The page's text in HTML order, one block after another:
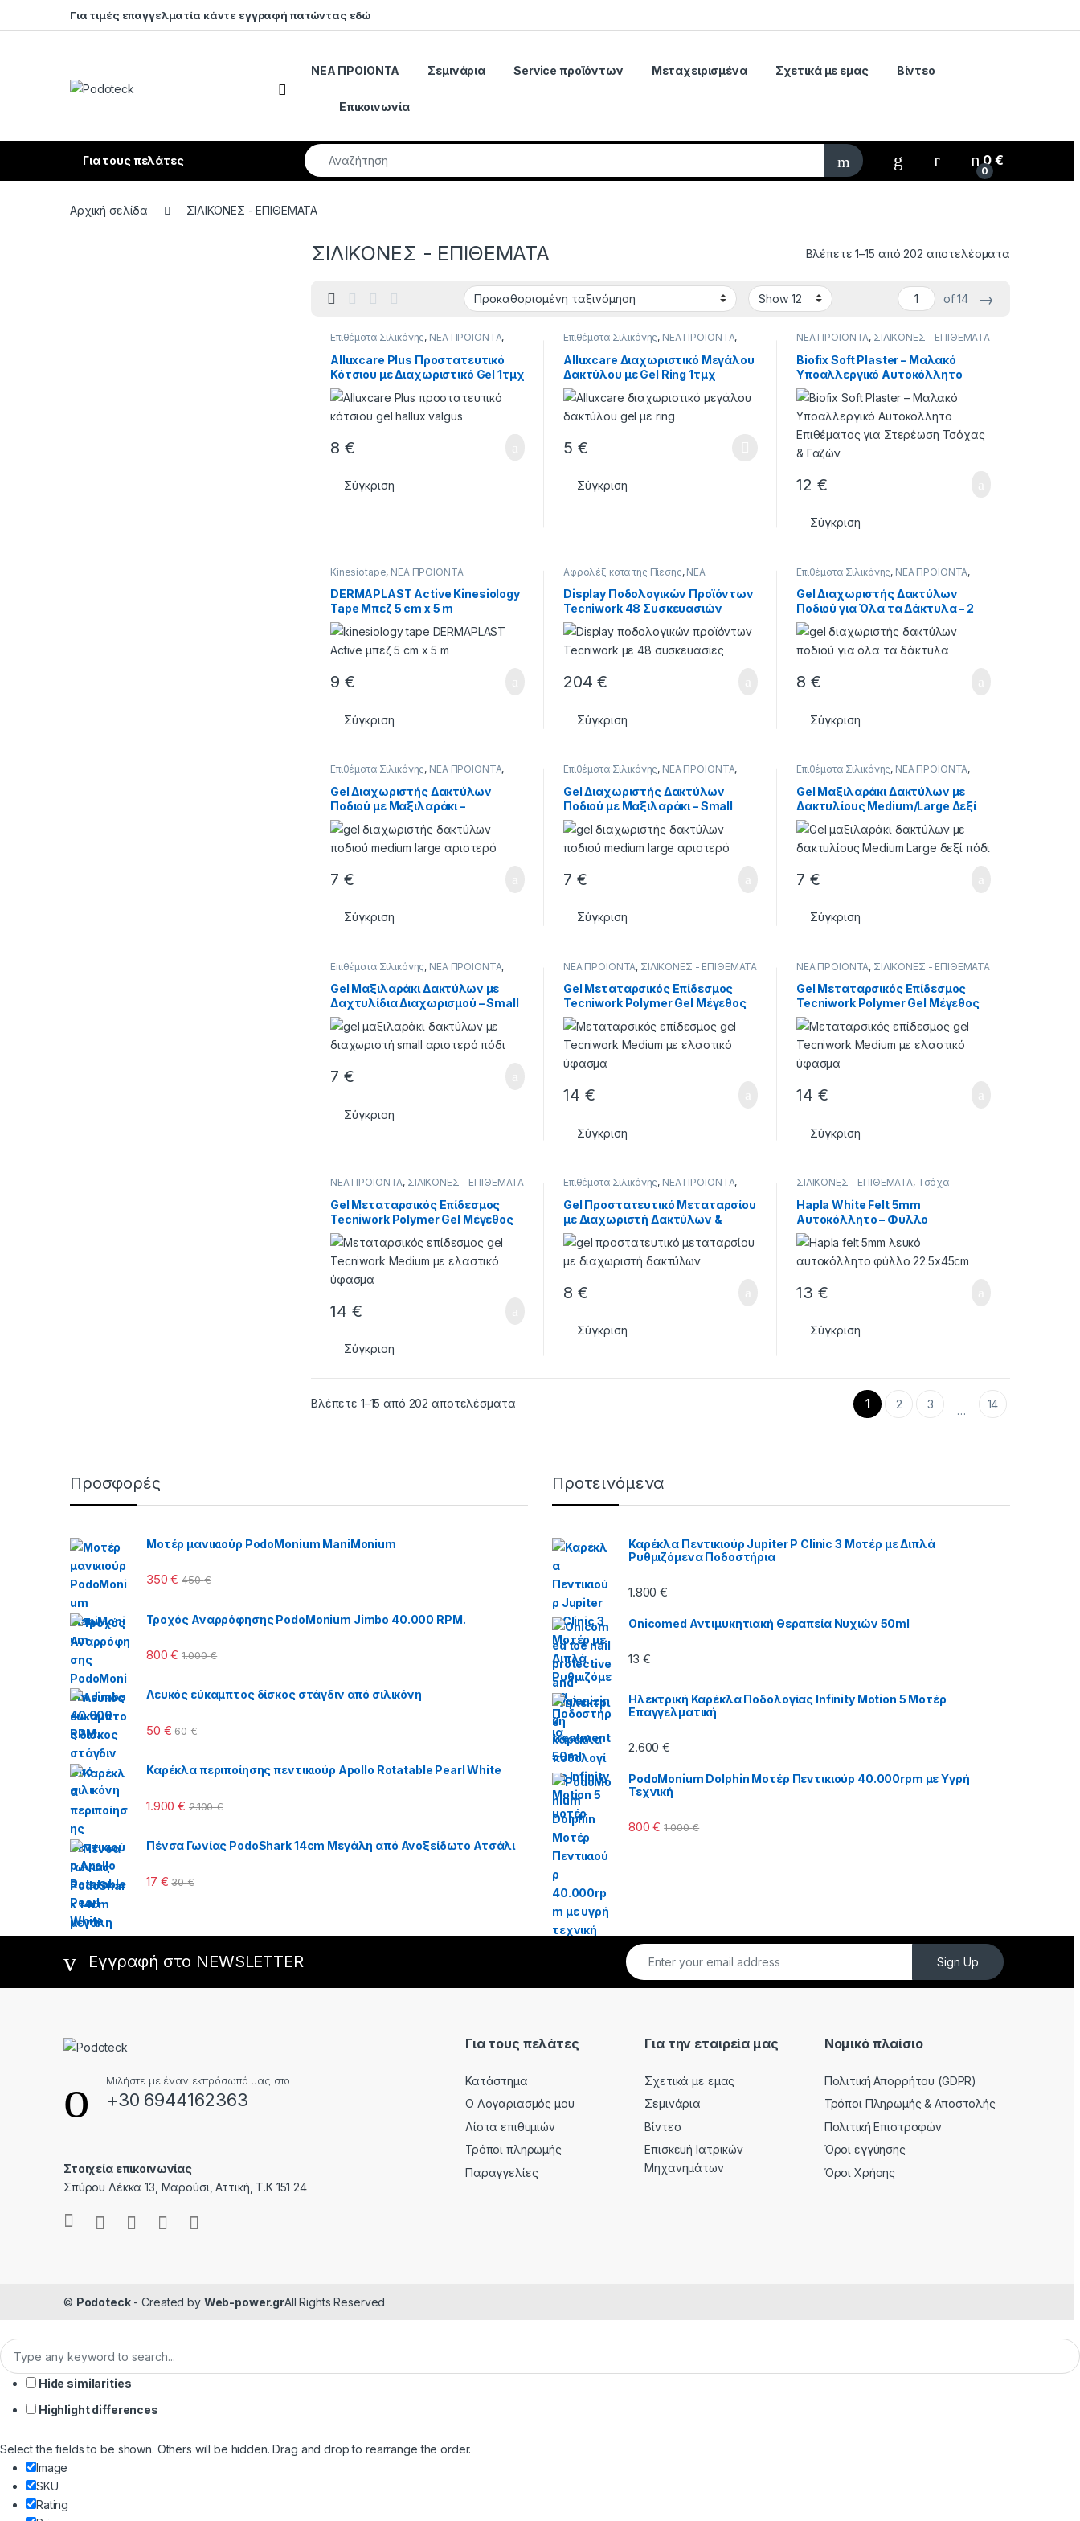
Για τιμές επαγγελματία κάντε εγγραφή πατώντας εδώ
Open
ΝΕΑ ΠΡΟΙΟΝΤΑ Σεμινάρια Service προϊόντων Μεταχειρισμένα Σχετικά με εμας Βίντεο
Επικοινωνία
Για τους πελάτες
Search for:
My Account
0
0€
Αρχική σελίδα ΣΙΛΙΚΟΝΕΣ - ΕΠΙΘΕΜΑΤΑ
ΣΙΛΙΚΟΝΕΣ - ΕΠΙΘΕΜΑΤΑ Βλέπετε 1–15 από 202 αποτελέσματα
of 14 →
Επιθέματα Σιλικόνης, ΝΕΑ ΠΡΟΙΟΝΤΑ,
ΣΙΛΙΚΟΝΕΣ - ΕΠΙΘΕΜΑΤΑ
Alluxcare Plus Προστατευτικό
Κότσιου με Διαχωριστικό Gel 1τμχ
8 €
Σύγκριση
Επιθέματα Σιλικόνης, ΝΕΑ ΠΡΟΙΟΝΤΑ,
ΣΙΛΙΚΟΝΕΣ - ΕΠΙΘΕΜΑΤΑ
Alluxcare Διαχωριστικό Μεγάλου
Δακτύλου με Gel Ring 1τμχ
5 €
Αυτό το προϊόν έχει πολλαπλές παραλλαγές. Οι επιλογές μπορούν να επιλεγούν στη σελίδα
Σύγκριση
ΝΕΑ ΠΡΟΙΟΝΤΑ, ΣΙΛΙΚΟΝΕΣ - ΕΠΙΘΕΜΑΤΑ
Biofix Soft Plaster – Μαλακό
Υποαλλεργικό Αυτοκόλλητο
Επιθέματος για Στερέωση
Τσόχας & Γαζών
12 €
Σύγκριση
Kinesiotape, ΝΕΑ ΠΡΟΙΟΝΤΑ
DERMAPLAST Active Kinesiology
Tape Μπεζ 5 cm x 5 m
9 €
Σύγκριση
Αφρολέξ κατα της Πίεσης, ΝΕΑ
ΠΡΟΙΟΝΤΑ
ΣΙΛΙΚΟΝΕΣ - ΕΠΙΘΕΜΑΤΑ
Display Ποδολογικών Προϊόντων
Tecniwork 48 Συσκευασιών
204€
Σύγκριση
Επιθέματα Σιλικόνης, ΝΕΑ ΠΡΟΙΟΝΤΑ,
ΣΙΛΙΚΟΝΕΣ - ΕΠΙΘΕΜΑΤΑ
Gel Διαχωριστής Δακτύλων
Ποδιού για Όλα τα Δάκτυλα – 2
Τεμάχια
8 €
Σύγκριση
Επιθέματα Σιλικόνης, ΝΕΑ ΠΡΟΙΟΝΤΑ,
ΣΙΛΙΚΟΝΕΣ - ΕΠΙΘΕΜΑΤΑ
Gel Διαχωριστής Δακτύλων
Ποδιού με Μαξιλαράκι –
Medium/Large Αριστερό Πόδι
7 €
Σύγκριση
Επιθέματα Σιλικόνης, ΝΕΑ ΠΡΟΙΟΝΤΑ,
ΣΙΛΙΚΟΝΕΣ - ΕΠΙΘΕΜΑΤΑ
Gel Διαχωριστής Δακτύλων
Ποδιού με Μαξιλαράκι – Small
Δεξί Πόδι
7 €
Σύγκριση
Επιθέματα Σιλικόνης, ΝΕΑ ΠΡΟΙΟΝΤΑ,
ΣΙΛΙΚΟΝΕΣ - ΕΠΙΘΕΜΑΤΑ
Gel Μαξιλαράκι Δακτύλων με
Δακτυλίους Medium/Large Δεξί
Πόδι 1 Τεμάχιο
7 €
Σύγκριση
Επιθέματα Σιλικόνης, ΝΕΑ ΠΡΟΙΟΝΤΑ,
ΣΙΛΙΚΟΝΕΣ - ΕΠΙΘΕΜΑΤΑ
Gel Μαξιλαράκι Δακτύλων με
Δαχτυλίδια Διαχωρισμού – Small
Αριστερό Πόδι – 1 Τεμάχιο
7 €
Σύγκριση
ΝΕΑ ΠΡΟΙΟΝΤΑ, ΣΙΛΙΚΟΝΕΣ - ΕΠΙΘΕΜΑΤΑ
Gel Μεταταρσικός Επίδεσμος
Tecniwork Polymer Gel Μέγεθος
Large 1 Τεμάχιο
14 €
Σύγκριση
ΝΕΑ ΠΡΟΙΟΝΤΑ, ΣΙΛΙΚΟΝΕΣ - ΕΠΙΘΕΜΑΤΑ
Gel Μεταταρσικός Επίδεσμος
Tecniwork Polymer Gel Μέγεθος
Medium 1 Τεμάχιο
14 €
Σύγκριση
ΝΕΑ ΠΡΟΙΟΝΤΑ, ΣΙΛΙΚΟΝΕΣ - ΕΠΙΘΕΜΑΤΑ
Gel Μεταταρσικός Επίδεσμος
Tecniwork Polymer Gel Μέγεθος
Small 1 Τεμάχιο
14 €
Σύγκριση
Επιθέματα Σιλικόνης, ΝΕΑ ΠΡΟΙΟΝΤΑ,
ΣΙΛΙΚΟΝΕΣ - ΕΠΙΘΕΜΑΤΑ
Gel Προστατευτικό Μεταταρσίου
με Διαχωριστή Δακτύλων &
Προστασία Κότσι – 1 Ζεύγος
8 €
Σύγκριση
ΣΙΛΙΚΟΝΕΣ - ΕΠΙΘΕΜΑΤΑ, Τσόχα
Αποσυμφόρησης
Hapla White Felt 5mm
Αυτοκόλλητο – Φύλλο
22.5×45cm
13 €
Σύγκριση
Βλέπετε 1–15 από 202 αποτελέσματα 1 2 3 … 14
Προσφορές
Μοτέρ μανικιούρ PodoMonium ManiMonium
350€ 450€
Τροχός Αναρρόφησης PodoMonium Jimbo 40.000 RPM.
800€ 1.000€
Λευκός εύκαμπτος δίσκος στάγδιν από σιλικόνη
50 € 60€
Καρέκλα περιποίησης πεντικιούρ Apollo Rotatable Pearl White
1.900€ 2.100€
Πένσα Γωνίας PodoShark 14cm Μεγάλη από Ανοξείδωτο Ατσάλι
17 € 30€
Προτεινόμενα
Καρέκλα Πεντικιούρ Jupiter P Clinic 3 Μοτέρ με Διπλά
Ρυθμιζόμενα Ποδοστήρια
1.800€
Onicomed Αντιμυκητιακή Θεραπεία Νυχιών 50ml
13 €
Ηλεκτρική Καρέκλα Ποδολογίας Infinity Motion 5 Μοτέρ
Επαγγελματική
2.600€
PodoMonium Dolphin Μοτέρ Πεντικιούρ 40.000rpm με Υγρή
Τεχνική
800€ 1.000€
Εγγραφή στο NEWSLETTER Sign Up
Μιλήστε με έναν εκπρόσωπό μας στο :
+30 6944162363
Στοιχεία επικοινωνίας
Σπύρου Λέκκα 13, Μαρούσι, Αττική, Τ.Κ 151 24
Για τους πελάτες
Κατάστημα
Ο Λογαριασμός μου
Λίστα επιθυμιών
Τρόποι πληρωμής
Παραγγελίες
Για την εταιρεία μας
Σχετικά με εμας
Σεμινάρια
Βίντεο
Επισκευή Ιατρικών
Μηχανημάτων
Νομικό πλαίσιο
Πολιτική Απορρήτου (GDPR)
Τρόποι Πληρωμής & Αποστολής
Πολιτική Επιστροφών
Όροι εγγύησης
Όροι Χρήσης
© Podoteck- Created by Web-power.grAll Rights Reserved
Hide similarities
Highlight differences
Select the fields to be shown. Others will be hidden. Drag and drop to rearrange the order.
Image
SKU
Rating